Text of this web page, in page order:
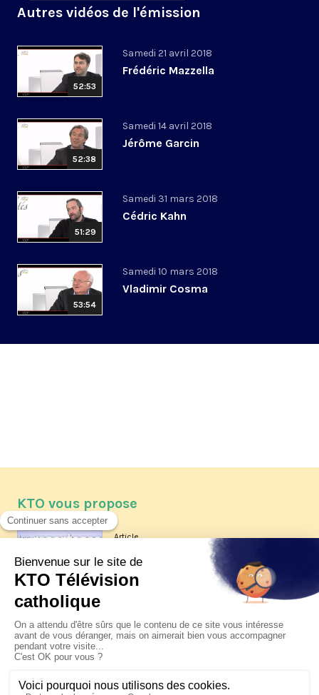
Autres vidéos de l'émission
52:53
Samedi 21 avril 2018
Frédéric Mazzella
52:38
Samedi 14 avril 2018
Jérôme Garcin
51:29
Samedi 31 mars 2018
Cédric Kahn
53:54
Samedi 10 mars 2018
Vladimir Cosma
KTO vous propose
Article
Les reportages d'été 2026 de KTO
La visite pastorale du pape Léon
XIV à Assise à suivre sur KTO le
jeudi 6 août
Le pape en Uruguay, Argentine et